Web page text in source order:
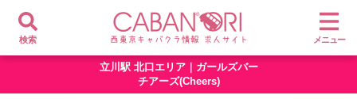
検索 メニュー
立川駅 北口エリア｜ガールズバー
チアーズ(Cheers)